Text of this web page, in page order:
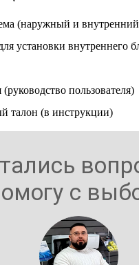
(наружный и
установки внутреннего
пользователя)
талон (в инструкции)
с